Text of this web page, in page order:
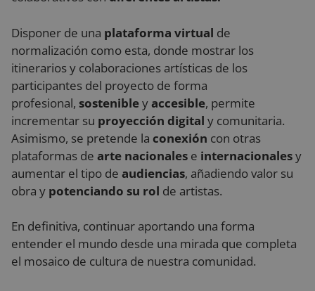
Disponer de una plataforma virtual de
normalización como esta, donde mostrar los
itinerarios y colaboraciones artísticas de los
participantes del proyecto de forma
profesional, sostenibleyaccesible, permite
incrementar su proyección digital y comunitaria.
Asimismo, se pretende la conexión con otras
plataformas de arte nacionales e internacionalesy
aumentar el tipo de audiencias, añadiendo valor su
obra y potenciando su rol de artistas.
En definitiva, continuar aportando una forma
entender el mundo desde una mirada que completa
el mosaico de cultura de nuestra comunidad.
Nombre
Proveedor/
Vencimiento
Política de Privacidad de Google